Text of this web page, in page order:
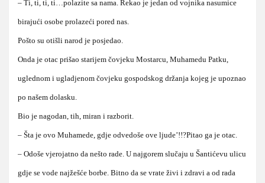
– Ti, ti, ti, ti…polazite sa nama. Rekao je jedan od vojnika nasumice
birajući osobe prolazeći pored nas.
Pošto su otišli narod je posjedao.
Onda je otac prišao starijem čovjeku Mostarcu, Muhamedu Patku,
uglednom i ugladjenom čovjeku gospodskog držanja kojeg je upoznao
po našem dolasku.
Bio je nagodan, tih, miran i razborit.
– Šta je ovo Muhamede, gdje odvedoše ove ljude’!!?Pitao ga je otac.
– Odoše vjerojatno da nešto rade. U najgorem slučaju u Šantićevu ulicu
gdje se vode najžešće borbe. Bitno da se vrate živi i zdravi a od rada